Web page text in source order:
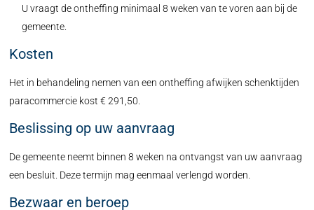
U vraagt de ontheffing minimaal 8 weken van te voren aan bij de
gemeente.
Kosten
Het in behandeling nemen van een ontheffing afwijken schenktijden
paracommercie kost € 291,50.
Beslissing op uw aanvraag
De gemeente neemt binnen 8 weken na ontvangst van uw aanvraag
een besluit. Deze termijn mag eenmaal verlengd worden.
Bezwaar en beroep